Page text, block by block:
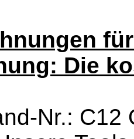
Die
Nr.: C12